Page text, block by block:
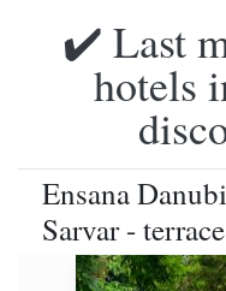
✔️ Last
hotels
Ensana
Sarvar - terrace